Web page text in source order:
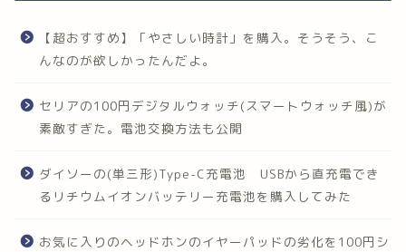
【超おすすめ】「やさしい時計」を購入。そうそう、こ
んなのが欲しかったんだよ。
セリアの100円デジタルウォッチ(スマートウォッチ風)が
素敵すぎた。電池交換方法も公開
ダイソーの(単三形)Type-C充電池 USBから直充電でき
るリチウムイオンバッテリー充電池を購入してみた
お気に入りのヘッドホンのイヤーパッドの劣化を100円シ